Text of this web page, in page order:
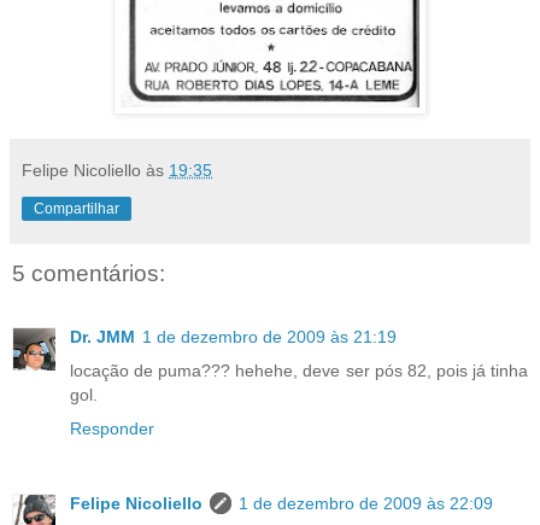
Felipe Nicoliello às 19:35
Compartilhar
5 comentários:
Dr. JMM 1 de dezembro de 2009 às 21:19
locação de puma??? hehehe, deve ser pós 82, pois já tinha
gol.
Responder
Felipe Nicoliello
1 de dezembro de 2009 às 22:09